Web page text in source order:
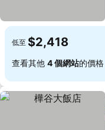
低至 $2,418
查看其他 4 個網站的價格